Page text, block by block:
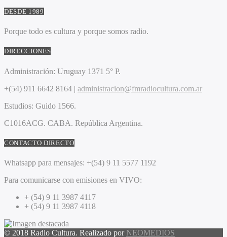
DESDE 1989
Porque todo es cultura y porque somos radio.
DIRECCIONES
Administración: Uruguay 1371 5° P.
+(54) 911 6642 8164 | administracion@fmradiocultura.com.ar
Estudios: Guido 1566.
C1016ACG. CABA. República Argentina.
CONTACTO DIRECTO
Whatsapp para mensajes: +(54) 9 11 5577 1192
Para comunicarse con emisiones en VIVO:
+ (54) 9 11 3987 4117
+ (54) 9 11 3987 4118
© 2018 Radio Cultura. Realizado por NEOMEDIOS